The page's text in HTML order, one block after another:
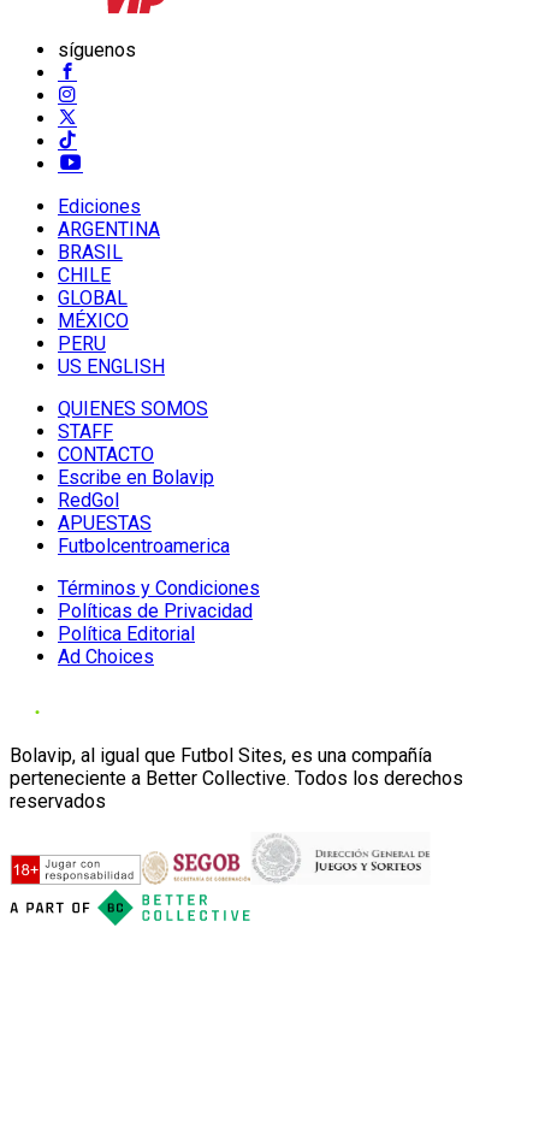
síguenos
Ediciones
ARGENTINA
BRASIL
CHILE
GLOBAL
MÉXICO
PERU
US ENGLISH
QUIENES SOMOS
STAFF
CONTACTO
Escribe en Bolavip
RedGol
APUESTAS
Futbolcentroamerica
Términos y Condiciones
Políticas de Privacidad
Política Editorial
Ad Choices
Bolavip, al igual que Futbol Sites, es una compañía
perteneciente a Better Collective. Todos los derechos
reservados